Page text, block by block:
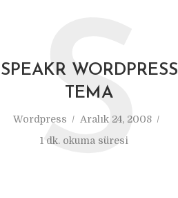
SPEAKR WORDPRESS
TEMA
Wordpress
Aralık 24, 2008
1 dk. okuma süresi
S